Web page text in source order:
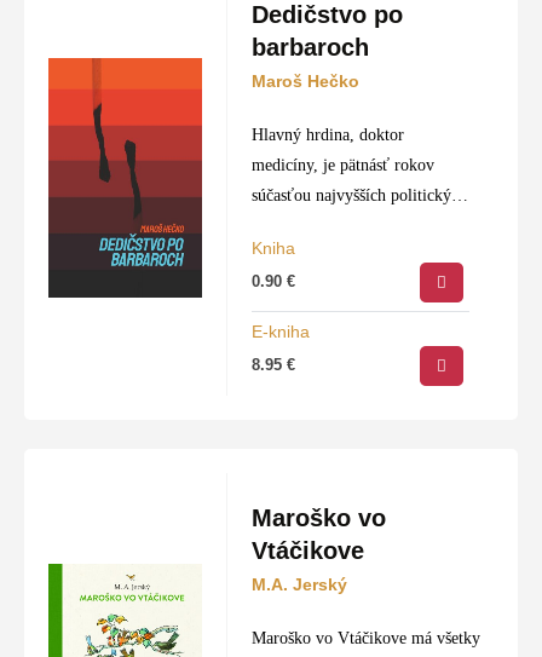
Dedičstvo po
barbaroch
Maroš Hečko
Hlavný hrdina, doktor
medicíny, je pätnásť rokov
súčasťou najvyšších politických
najvýznamnejšieho muža v
krajine. Dvadsaťštyrihodinová
permanentná pohotovosť pri
jedinom klientovi ho postupne
Kniha
0.90€
E-kniha
8.95€
Maroško vo
Vtáčikove
M.A. Jerský
Maroško vo Vtáčikove má všetky